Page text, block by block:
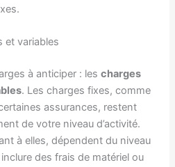
et variables
à anticiper : lescharges
. Les charges fixes, comme
assurances, restent
de votre niveau d’activité.
à elles, dépendent du niveau
des frais de matériel ou